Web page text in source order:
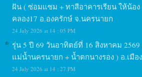
ฝัน ( ซ่อมแซม + ทาสีอาคารเรียน ให้น้อง
คลอง17 อ.องครักษ์ จ.นครนายก
24 July 2026 at 14 : 05 PM
รุ่น 5 ปี 69 วันอาทิตย์ที่ 16 สิงหาคม
แม่น้ำนครนายก + น้ำตกนางรอง ) อ.เมือ
24 July 2026 at 14 : 27 PM